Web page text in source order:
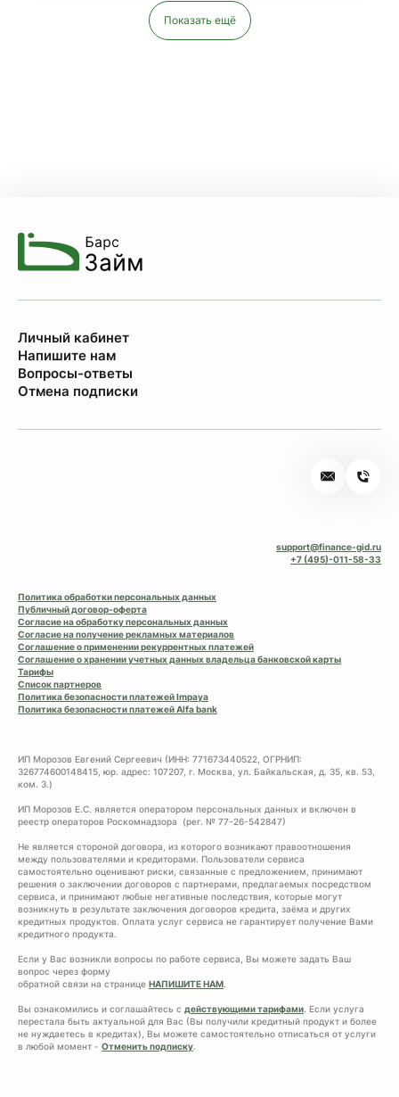
Показать ещё
Личный кабинет
Напишите нам
Вопросы-ответы
Отмена подписки
support@finance-gid.ru
+7 (495)-011-58-33
Политика обработки персональных данных
Публичный договор-оферта
Согласие на обработку персональных данных
Согласие на получение рекламных материалов
Соглашение о применении рекуррентных платежей
Соглашение о хранении учетных данных владельца банковской карты
Тарифы
Список партнеров
Политика безопасности платежей Impaya
Политика безопасности платежей Alfa bank
ИП Морозов Евгений Сергеевич (ИНН: 771673440522, ОГРНИП:
326774600148415, юр. адрес: 107207, г. Москва, ул. Байкальская, д. 35, кв. 53,
ком. 3.)
ИП Морозов Е.С. является оператором персональных данных и включен в
реестр операторов Роскомнадзора (рег. № 77-26-542847)
Не является стороной договора, из которого возникают правоотношения
между пользователями и кредиторами. Пользователи сервиса
самостоятельно оценивают риски, связанные с предложением, принимают
решения о заключении договоров с партнерами, предлагаемых посредством
сервиса, и принимают любые негативные последствия, которые могут
возникнуть в результате заключения договоров кредита, заёма и других
кредитных продуктов. Оплата услуг сервиса не гарантирует получение Вами
кредитного продукта.
Если у Вас возникли вопросы по работе сервиса, Вы можете задать Ваш
вопрос через форму
обратной связи на странице НАПИШИТЕ НАМ.
Вы ознакомились и соглашайтесь с действующими тарифами. Если услуга
перестала быть актуальной для Вас (Вы получили кредитный продукт и более
не нуждаетесь в кредитах), Вы можете самостоятельно отписаться от услуги
в любой момент - Отменить подписку.